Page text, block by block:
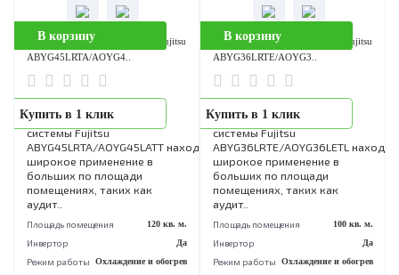
Подпотолочный кондиционер Fujitsu
ABYG54LRTA/AOYG5..
Инверторные
подпотолочные сплит
системы Fujitsu
ABYG54LRTA/AOYG54LATT находят
широкое применение в
больших по площади
помещениях, таких как
аудит..
Площадь помещения 140 кв. м.
Инвертор
В корзину
Купить в 1 клик
Подпотолочный кондиционер
ABYG45LRTA/AOYG4..
Инверторные
подпотолочные сплит
системы Fujitsu
ABYG45LRTA/AOYG45LETL
широкое применение в
больших по площади
помещениях, таких как
аудит..
Площадь помещения 120
Инвертор
В корзину
Купить в 1 клик